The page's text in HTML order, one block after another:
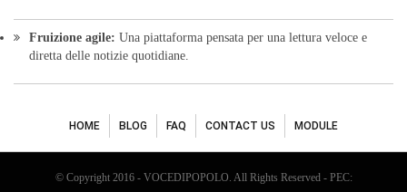
Fruizione agile: Una piattaforma pensata per una lettura veloce e
diretta delle notizie quotidiane.
HOME BLOG FAQ CONTACT US MODULE
© Copyright 2016 - VOCEDIPOPOLO. All Rights Reserved - PEC: